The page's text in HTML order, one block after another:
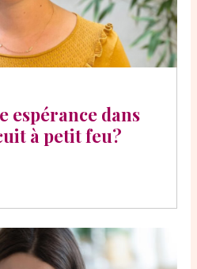
espérance dans
à petit feu?